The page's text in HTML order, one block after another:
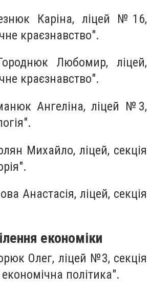
Каріна, ліцей №16,
краєзнавство".
Любомир, ліцей,
краєзнавство".
Ангеліна, ліцей №3,
Михайло, ліцей, секція
Анастасія, ліцей, секція
економіки
Олег, ліцей №3, секція
політика".